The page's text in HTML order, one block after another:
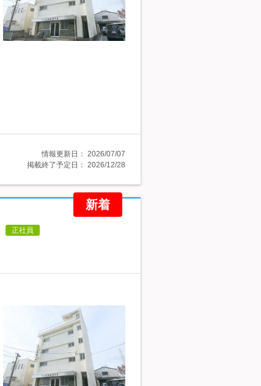
情報更新日： 2026/07/07
掲載終了予定日： 2026/12/28
新着
正社員